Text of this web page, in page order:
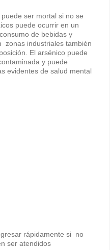
ser mortal si no se
puede ocurrir en un
de bebidas y
zonas industriales también
El arsénico puede
y puede
evidentes de salud mental
rápidamente si no
ser atendidos